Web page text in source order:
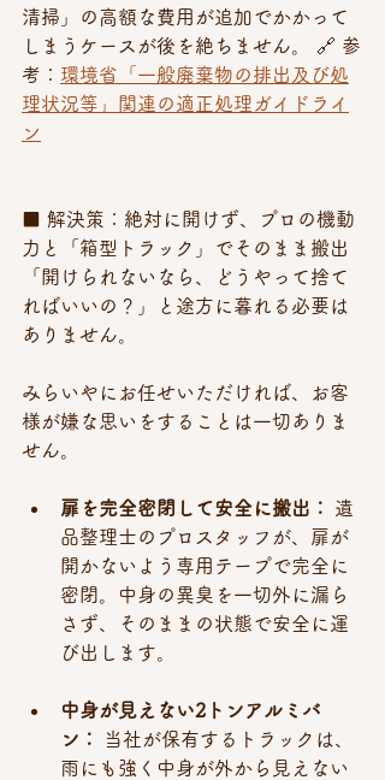
清掃」の高額な費用が追加でかかって
しまうケースが後を絶ちません。 🔗 参
考： 環境省「一般廃棄物の排出及び処
理状況等」関連の適正処理ガイドライ
ン
■ 解決策：絶対に開けず、プロの機動
力と「箱型トラック」でそのまま搬出
「開けられないなら、どうやって捨て
ればいいの？」と途方に暮れる必要は
ありません。
みらいやにお任せいただければ、お客
様が嫌な思いをすることは一切ありま
せん。
扉を完全密閉して安全に搬出：
遺
品整理士のプロスタッフが、扉が
開かないよう専用テープで完全に
密閉。中身の異臭を一切外に漏ら
さず、そのままの状態で安全に運
び出します。
中身が見えない2トンアルミバ
ン：
当社が保有するトラックは、
雨にも強く中身が外から見えない